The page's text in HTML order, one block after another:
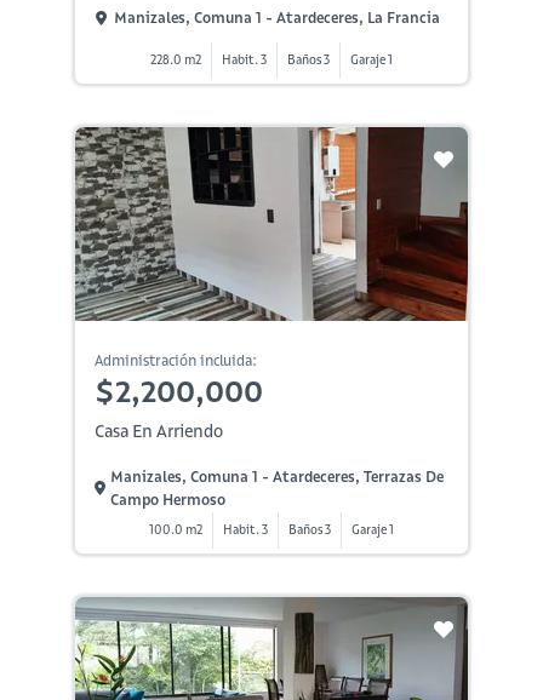
Manizales, Comuna 1 - Atardeceres, La Francia
228.0 m2 Habit. 3 Baños 3 Garaje 1
Administración incluida:
$2,200,000
Casa En Arriendo
Manizales, Comuna 1 - Atardeceres, Terrazas De
Campo Hermoso
100.0 m2 Habit. 3 Baños 3 Garaje 1